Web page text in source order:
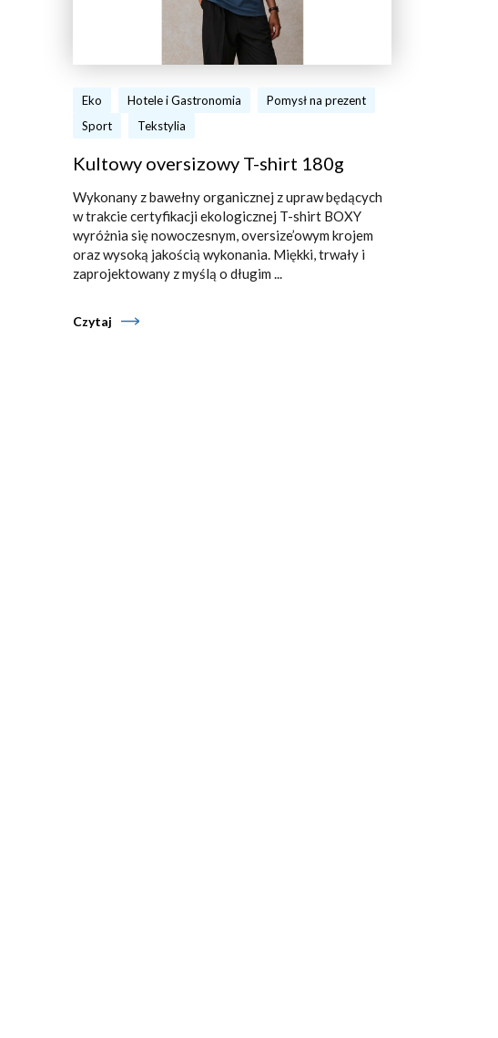
Eko Hotele i Gastronomia
Pomysł na prezent
Sport
Tekstylia
Kultowy oversizowy T-shirt 180g
Wykonany z bawełny organicznej z upraw będących
w trakcie certyfikacji ekologicznej T-shirt BOXY
wyróżnia się nowoczesnym, oversize’owym krojem
oraz wysoką jakością wykonania. Miękki, trwały i
zaprojektowany z myślą o długim ...
Czytaj